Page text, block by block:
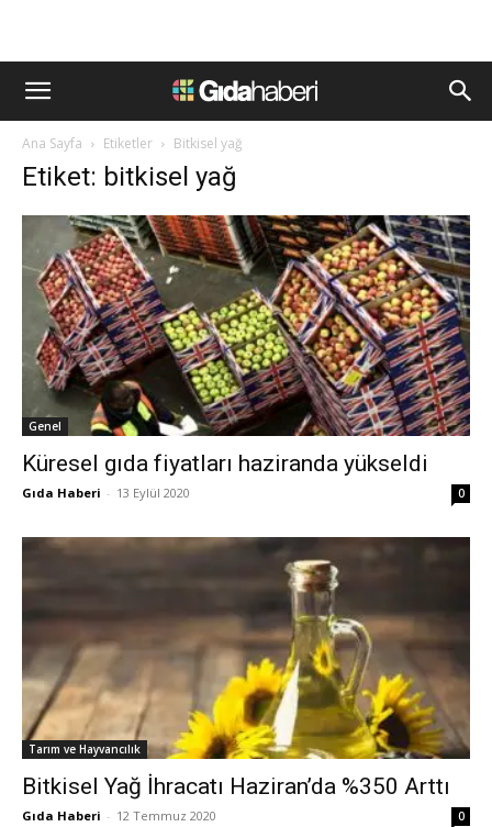
Ana Sayfa Etiketler Bitkisel yağ
Etiket: bitkisel yağ
Genel
Küresel gıda fiyatları haziranda yükseldi
Gıda Haberi - 13 Eylül 2020 0
Tarım ve Hayvancılık
Bitkisel Yağ İhracatı Haziran’da %350 Arttı
Gıda Haberi - 12 Temmuz 2020 0